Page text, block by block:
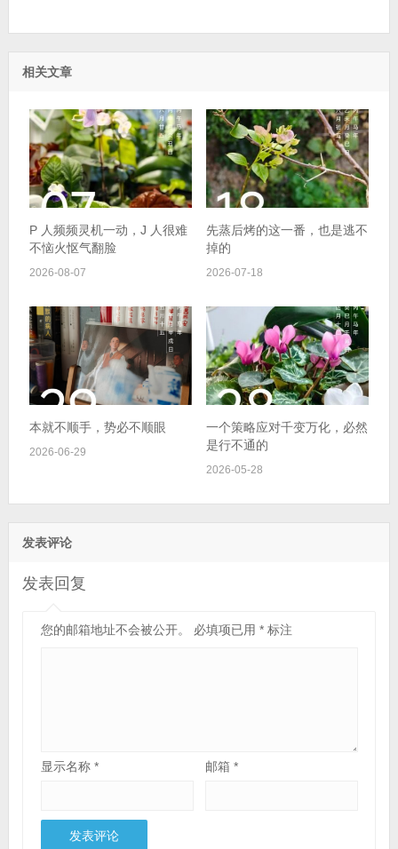
相关文章
P 人频频灵机一动，J 人很难
不恼火怄气翻脸
2026-08-07
先蒸后烤的这一番，也是逃不
掉的
2026-07-18
本就不顺手，势必不顺眼
2026-06-29
一个策略应对千变万化，必然
是行不通的
2026-05-28
发表评论
发表回复
您的邮箱地址不会被公开。 必填项已用 *标注
显示名称 * 邮箱*